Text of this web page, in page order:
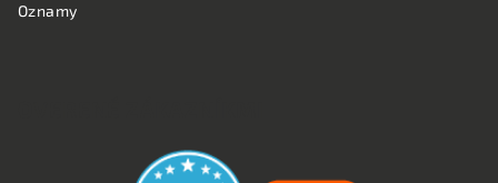
Oznamy